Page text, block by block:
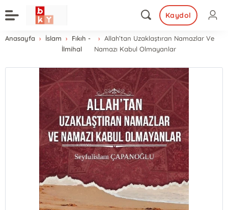
Kaydol
Anasayfa İslam
Fıkıh -
İlmihal
Allah’tan Uzaklaştıran Namazlar Ve
Namazı Kabul Olmayanlar